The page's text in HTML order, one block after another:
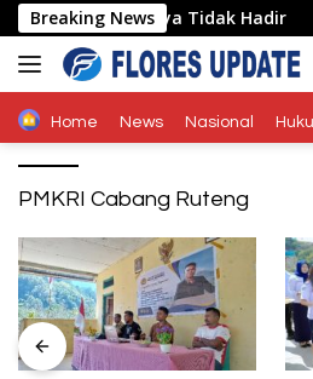
Langsung
ke
konten
Breaking News
Wakilnya Tidak Hadir
Home News Nasional
PMKRI Cabang Ruteng